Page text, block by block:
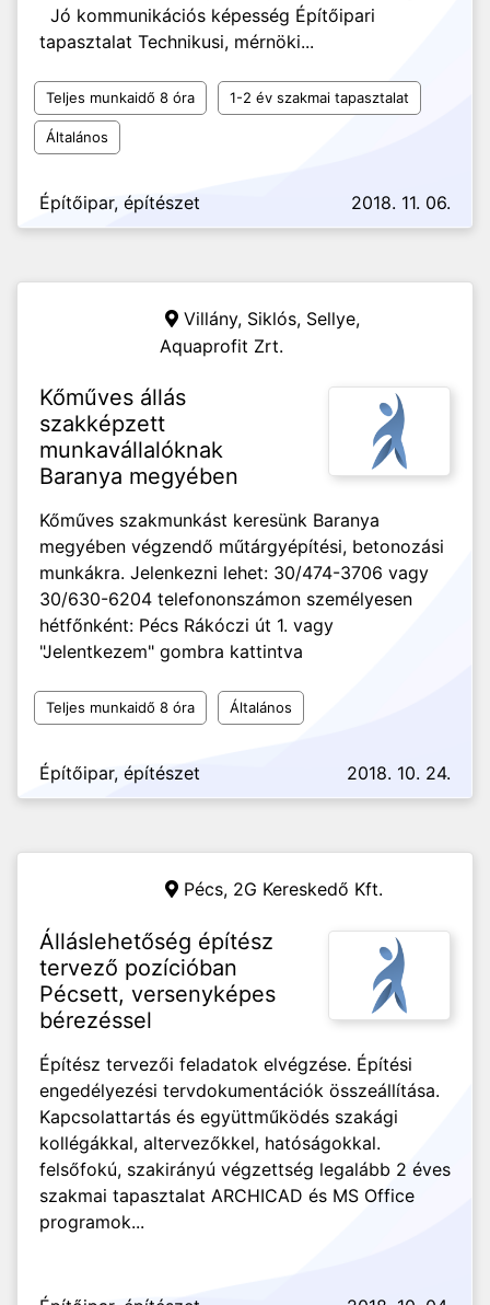
Jó kommunikációs képesség Építőipari
tapasztalat Technikusi, mérnöki...
Teljes munkaidő 8 óra 1-2 év szakmai tapasztalat
Általános
Építőipar, építészet 2018. 11. 06.
Villány, Siklós, Sellye,
Aquaprofit Zrt.
Kőműves állás
szakképzett
munkavállalóknak
Baranya megyében
Kőműves szakmunkást keresünk Baranya
megyében végzendő műtárgyépítési, betonozási
munkákra. Jelenkezni lehet: 30/474-3706 vagy
30/630-6204 telefononszámon személyesen
hétfőnként: Pécs Rákóczi út 1. vagy
"Jelentkezem" gombra kattintva
Teljes munkaidő 8 óra Általános
Építőipar, építészet 2018. 10. 24.
Pécs, 2G Kereskedő Kft.
Álláslehetőség építész
tervező pozícióban
Pécsett, versenyképes
bérezéssel
Építész tervezői feladatok elvégzése. Építési
engedélyezési tervdokumentációk összeállítása.
Kapcsolattartás és együttműködés szakági
kollégákkal, altervezőkkel, hatóságokkal.
felsőfokú, szakirányú végzettség legalább 2 éves
szakmai tapasztalat ARCHICAD és MS Office
programok...